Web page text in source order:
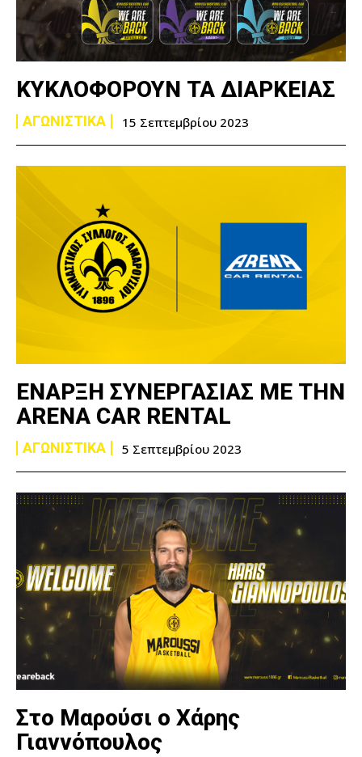
ΚΥΚΛΟΦΟΡΟΥΝ ΤΑ ΔΙΑΡΚΕΙΑΣ
ΑΓΩΝΙΣΤΙΚΑ 15 Σεπτεμβρίου 2023
ΕΝΑΡΞΗ ΣΥΝΕΡΓΑΣΙΑΣ ΜΕ ΤΗΝ
ARENA CAR RENTAL
ΑΓΩΝΙΣΤΙΚΑ 5 Σεπτεμβρίου 2023
Στο Μαρούσι ο Χάρης
Γιαννόπουλος